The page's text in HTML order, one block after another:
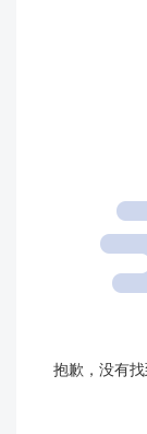
抱歉，没有